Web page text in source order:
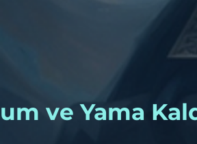
ve Yama